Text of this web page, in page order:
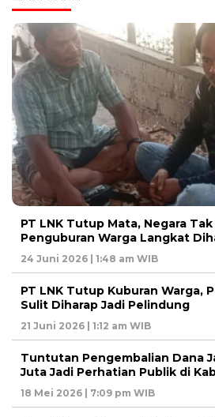
PT LNK Tutup Mata, Negara
Penguburan Warga Langkat
24 Juni 2026 | 1:48 am WIB
PT LNK Tutup Kuburan Warga,
Sulit Diharap Jadi Pelindung
21 Juni 2026 | 1:12 am WIB
Tuntutan Pengembalian Dana
Juta Jadi Perhatian Publik di
18 Mei 2026 | 7:09 pm WIB